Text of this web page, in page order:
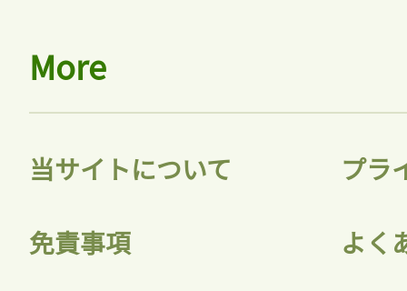
More
当サイトについて プラ
免責事項 よく